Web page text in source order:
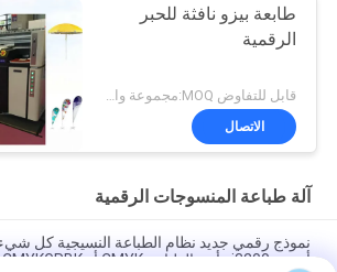
طابعة بيزو نافثة للحبر
الرقمية
الاتصال
آلة طباعة المنسوجات الرقمية
أجهزة i3200 رأس الطباعة CMYK أو CMYKGRBK